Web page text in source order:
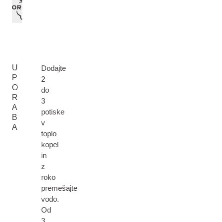
U
P
O
R
A
B
A
Dodajte
2
do
3
potiske
v
toplo
kopel
in
z
roko
premešajte
vodo.
Od